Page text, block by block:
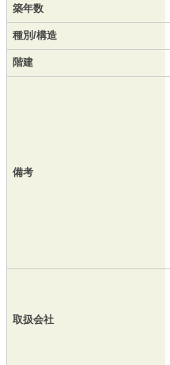
築年数
種別/構造
階建
備考
取扱会社